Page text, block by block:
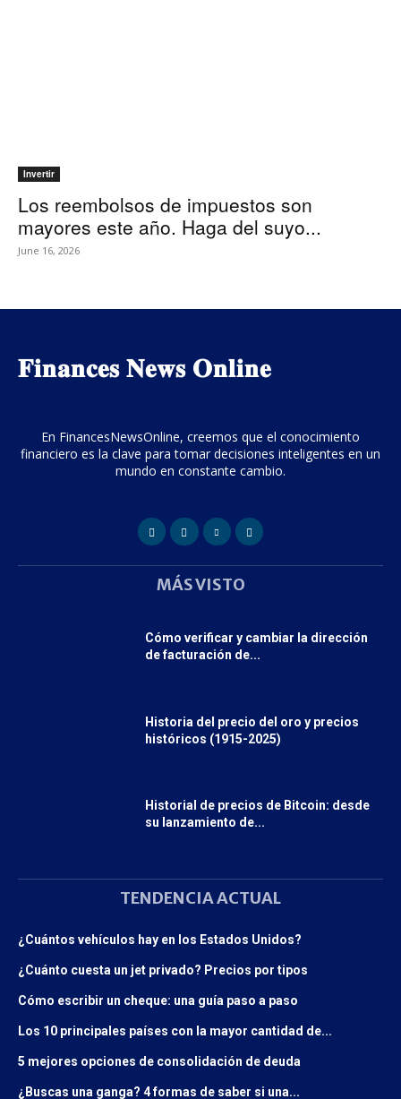
Invertir
Los reembolsos de impuestos son
mayores este año. Haga del suyo...
June 16, 2026
𝐅𝐢𝐧𝐚𝐧𝐜𝐞𝐬 𝐍𝐞𝐰𝐬 𝐎𝐧𝐥𝐢𝐧𝐞
En FinancesNewsOnline, creemos que el conocimiento
financiero es la clave para tomar decisiones inteligentes en un
mundo en constante cambio.
MÁS VISTO
Cómo verificar y cambiar la dirección
de facturación de...
Historia del precio del oro y precios
históricos (1915-2025)
Historial de precios de Bitcoin: desde
su lanzamiento de...
TENDENCIA ACTUAL
¿Cuántos vehículos hay en los Estados Unidos?
¿Cuánto cuesta un jet privado? Precios por tipos
Cómo escribir un cheque: una guía paso a paso
Los 10 principales países con la mayor cantidad de...
5 mejores opciones de consolidación de deuda
¿Buscas una ganga? 4 formas de saber si una...